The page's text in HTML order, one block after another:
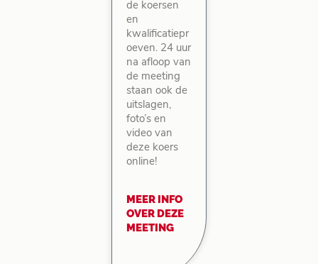
de koersen
en
kwalificatiepr
oeven. 24 uur
na afloop van
de meeting
staan ook de
uitslagen,
foto’s en
video van
deze koers
online!
MEER INFO
OVER DEZE
MEETING